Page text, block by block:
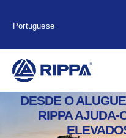
Portuguese
DESDE O
RIPPA AJUDA-